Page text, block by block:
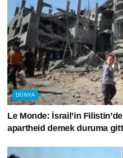
DÜNYA
Le Monde: İsrail’in
apartheid demek duruma